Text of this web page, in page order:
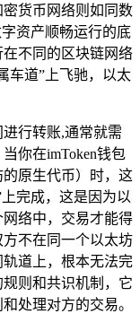
货币网络则如同数
资产顺畅运行的底
不同的区块链网络
车道”上飞驰，以太
行转账,通常就需
你在imToken钱包
原生代币）时，这
完成，这是因为以
络中，交易才能得
不在同一个以太坊
道上，根本无法完
则和共识机制，它
处理对方的交易。